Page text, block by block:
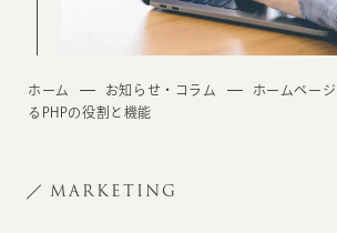
ホーム お知らせ・コラム
ホームペー
るPHPの役割と機能
MARKETING